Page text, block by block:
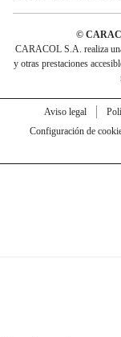
©
CARACOL S.A. realiza
y otras prestaciones
Aviso legal
Configuración de